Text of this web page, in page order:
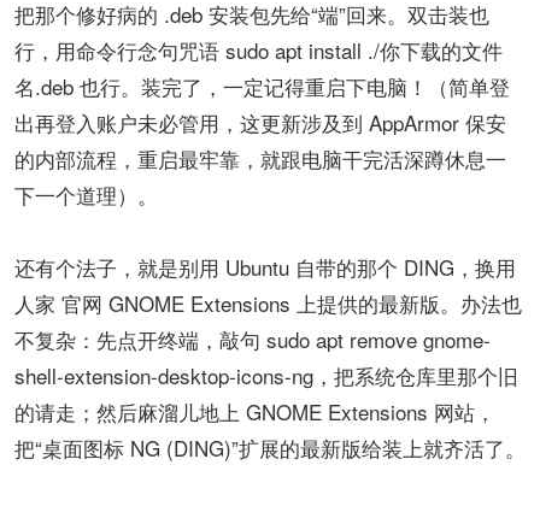
把那个修好病的 .deb 安装包先给“端”回来。双击装也
行，用命令行念句咒语 sudo apt install ./你下载的文件
名.deb 也行。装完了，​​一定记得重启下电脑​​！（简单登
出再登入账户未必管用，这更新涉及到 AppArmor 保安
的内部流程，重启最牢靠，就跟电脑干完活深蹲休息一
下一个道理）。
还有个法子，就是别用 Ubuntu 自带的那个 DING，换用
人家 ​​官网 GNOME Extensions​​ 上提供的最新版。办法也
不复杂：先点开终端，敲句 sudo apt remove gnome-
shell-extension-desktop-icons-ng，把系统仓库里那个旧
的请走；然后麻溜儿地上 ​​GNOME Extensions 网站​​，
把“桌面图标 NG (DING)”扩展的最新版给装上就齐活了。